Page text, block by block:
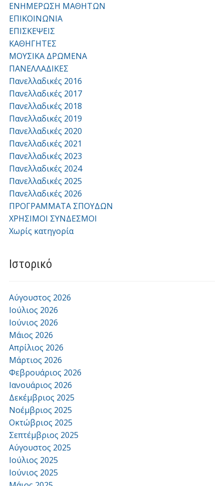
ΕΝΗΜΕΡΩΣΗ ΜΑΘΗΤΩΝ
ΕΠΙΚΟΙΝΩΝΙΑ
ΕΠΙΣΚΕΨΕΙΣ
ΚΑΘΗΓΗΤΕΣ
ΜΟΥΣΙΚΑ ΔΡΩΜΕΝΑ
ΠΑΝΕΛΛΑΔΙΚΕΣ
Πανελλαδικές 2016
Πανελλαδικές 2017
Πανελλαδικές 2018
Πανελλαδικές 2019
Πανελλαδικές 2020
Πανελλαδικές 2021
Πανελλαδικές 2023
Πανελλαδικές 2024
Πανελλαδικές 2025
Πανελλαδικές 2026
ΠΡΟΓΡΑΜΜΑΤΑ ΣΠΟΥΔΩΝ
ΧΡΗΣΙΜΟΙ ΣΥΝΔΕΣΜΟΙ
Χωρίς κατηγορία
Ιστορικό
Αύγουστος 2026
Ιούλιος 2026
Ιούνιος 2026
Μάιος 2026
Απρίλιος 2026
Μάρτιος 2026
Φεβρουάριος 2026
Ιανουάριος 2026
Δεκέμβριος 2025
Νοέμβριος 2025
Οκτώβριος 2025
Σεπτέμβριος 2025
Αύγουστος 2025
Ιούλιος 2025
Ιούνιος 2025